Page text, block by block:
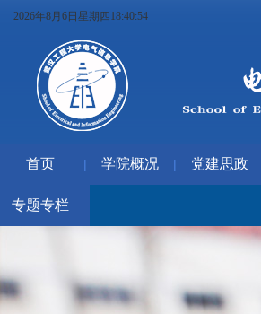
2026年8月6日星期四18:40:55
首页 | 学院概况 | 党建思政
专题专栏